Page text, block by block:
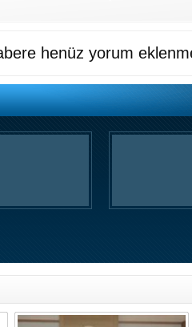
henüz yorum